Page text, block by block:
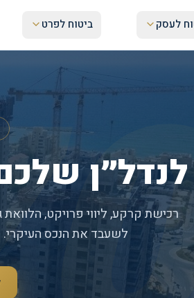
לעסק ביטוח לפרט
לנדל״ן
רכישת קרקע, ליווי פרויקט, הלוואת
לשעבד את הנכס